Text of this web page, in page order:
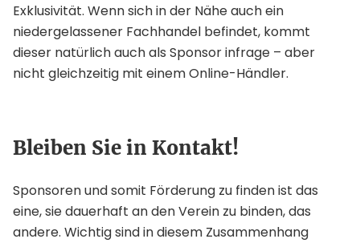
Exklusivität. Wenn sich in der Nähe auch ein
niedergelassener Fachhandel befindet, kommt
dieser natürlich auch als Sponsor infrage – aber
nicht gleichzeitig mit einem Online-Händler.
Bleiben Sie in Kontakt!
Sponsoren und somit Förderung zu finden ist das
eine, sie dauerhaft an den Verein zu binden, das
andere. Wichtig sind in diesem Zusammenhang